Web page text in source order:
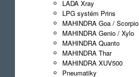
LADA Xray
LPG systém Prins
MAHINDRA Goa / Scorpio
MAHINDRA Genio / Xylo
MAHINDRA Quanto
MAHINDRA Thar
MAHINDRA XUV500
Pneumatiky